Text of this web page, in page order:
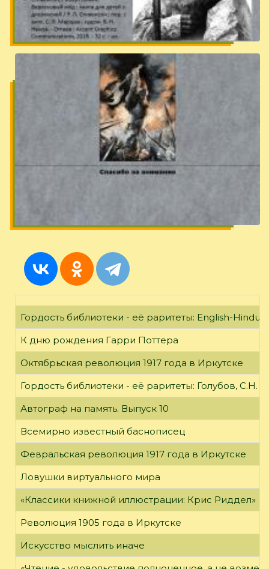
Гордость библиотеки - её раритеты: English-
К дню рождения Гарри Поттера
Октябрьская революция 1917 года в Иркутске
Гордость библиотеки - её раритеты: Голубов, С.Н.
Автограф на память. Выпуск 10
Всемирно известный баснописец
Февральская революция 1917 года в Иркутске
Ловушки виртуального мира
«Классики книжной иллюстрации: Крис Риддел»
Революция 1905 года в Иркутске
Искусство мыслить иначе